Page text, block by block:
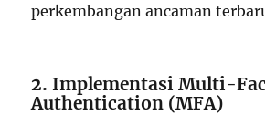
perkembangan ancaman
2.Implementasi Multi-
Authentication (MFA)